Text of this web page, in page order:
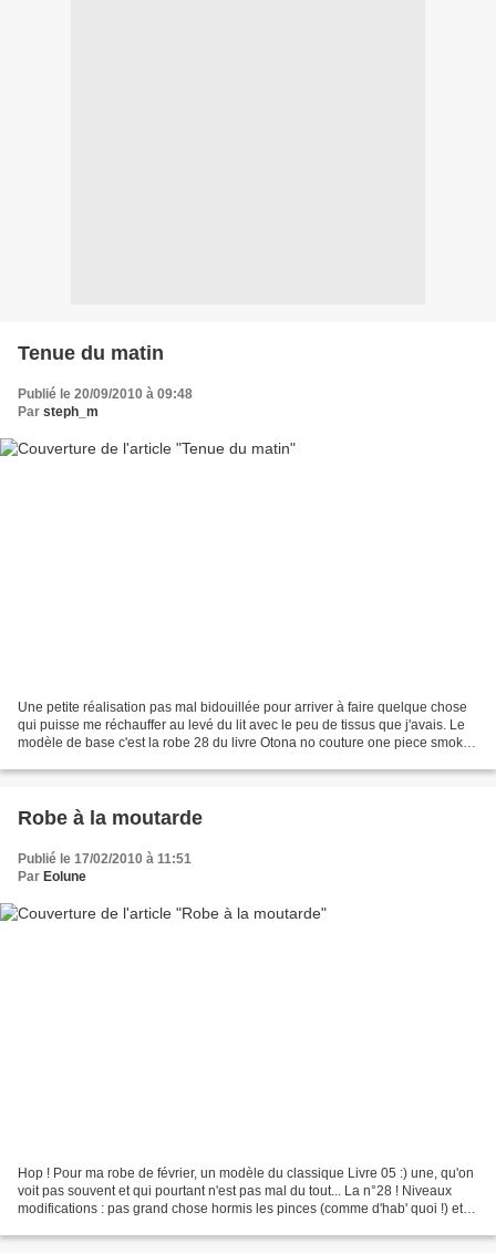
Tenue du matin
Publié le 20/09/2010 à 09:48
Par steph_m
Une petite réalisation pas mal bidouillée pour arriver à faire quelque chose
qui puisse me réchauffer au levé du lit avec le peu de tissus que j'avais. Le
modèle de base c'est la robe 28 du livre Otona no couture one piece smoke
Robe à la moutarde
Publié le 17/02/2010 à 11:51
Par Eolune
Hop ! Pour ma robe de février, un modèle du classique Livre 05 :) une, qu'on
voit pas souvent et qui pourtant n'est pas mal du tout... La n°28 ! Niveaux
modifications : pas grand chose hormis les pinces (comme d'hab' quoi !) et le